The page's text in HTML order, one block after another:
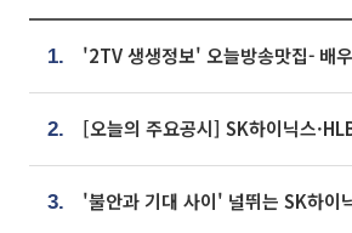
1.
2.
3.